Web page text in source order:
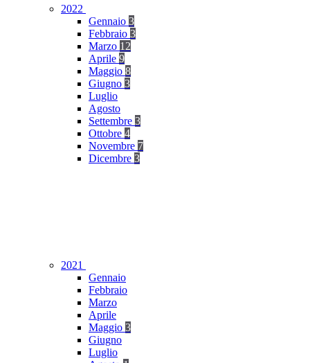
2022
Gennaio 3
Febbraio 3
Marzo 12
Aprile 9
Maggio 8
Giugno 3
Luglio
Agosto
Settembre 3
Ottobre 4
Novembre 7
Dicembre 3
2021
Gennaio
Febbraio
Marzo
Aprile
Maggio 3
Giugno
Luglio